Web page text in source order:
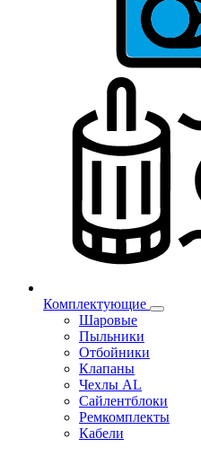
Комплектующие
Шаровые
Пыльники
Отбойники
Клапаны
Чехлы AL
Сайлентблоки
Ремкомплекты
Кабели